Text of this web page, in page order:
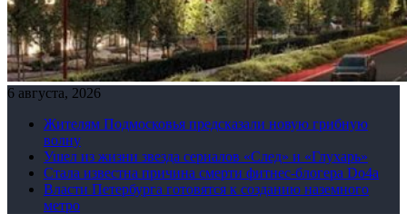
6 августа, 2026
Жителям Подмосковья предсказали новую грибную
волну
Ушел из жизни звезда сериалов «След» и «Глухарь»
Стала известна причина смерти фитнес-блогера Do4а
Власти Петербурга готовятся к созданию наземного
метро